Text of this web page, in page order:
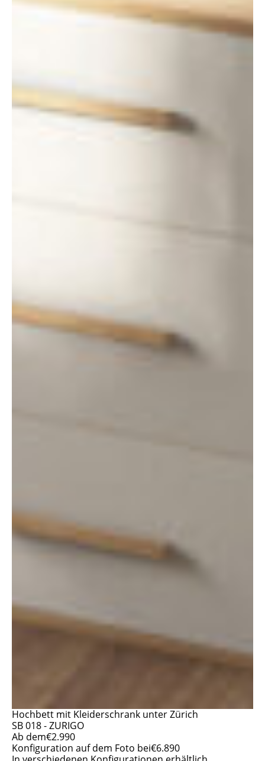
Hochbett mit Kleiderschrank unter Zürich
SB 018 - ZURIGO
Ab dem€2.990
Konfiguration auf dem Foto bei€6.890